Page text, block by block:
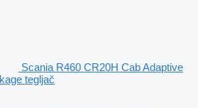
Scania R460 CR20H Cab Adaptive
tegljač